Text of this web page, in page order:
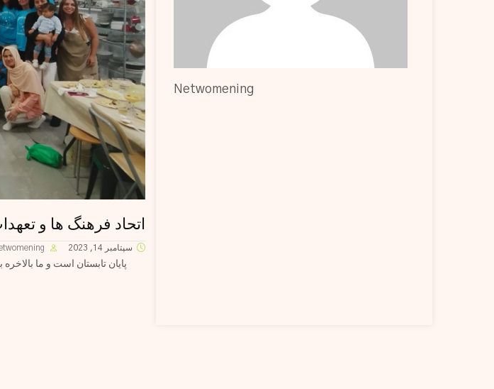
Netwomening
اتحاد فرهنگ ها و
سپتامبر 14, 2023
پایان تابستان است و ما